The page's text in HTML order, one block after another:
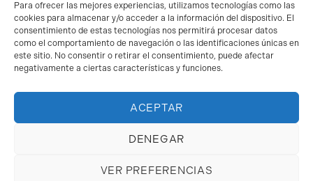
Para ofrecer las mejores experiencias, utilizamos tecnologías como las
cookies para almacenar y/o acceder a la información del dispositivo. El
consentimiento de estas tecnologías nos permitirá procesar datos
como el comportamiento de navegación o las identificaciones únicas en
este sitio. No consentir o retirar el consentimiento, puede afectar
negativamente a ciertas características y funciones.
ACEPTAR
DENEGAR
VER PREFERENCIAS
Suelos